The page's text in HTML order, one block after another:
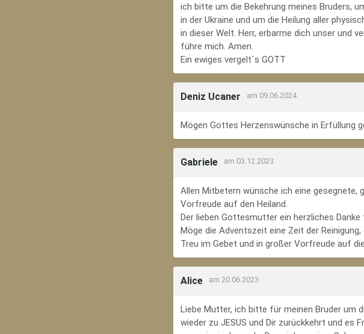
ich bitte um die Bekehrung meines Bruders,
in der Ukraine und um die Heilung aller
in dieser Welt. Herr, erbarme dich unser und
führe mich. Amen.
Ein ewiges vergelt`s GOTT
Deniz Ucaner am 09.06.2024
Mögen Gottes Herzenswünsche in Erfüllung
Gabriele am 03.12.2023
Allen Mitbetern wünsche ich eine
Vorfreude auf den Heiland.
Der lieben Gottesmutter ein herzliches Danke
Möge die Adventszeit eine Zeit der Reinigung,
Treu im Gebet und in großer Vorfreude auf
Alice am 20.06.2023
Liebe Mutter, ich bitte für meinen Bruder um
wieder zu JESUS und Dir zurückkehrt und es